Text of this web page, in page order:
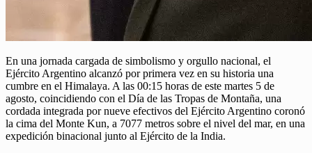
En una jornada cargada de simbolismo y orgullo nacional, el
Ejército Argentino alcanzó por primera vez en su historia una
cumbre en el Himalaya. A las 00:15 horas de este martes 5 de
agosto, coincidiendo con el Día de las Tropas de Montaña, una
cordada integrada por nueve efectivos del Ejército Argentino coronó
la cima del Monte Kun, a 7077 metros sobre el nivel del mar, en una
expedición binacional junto al Ejército de la India.